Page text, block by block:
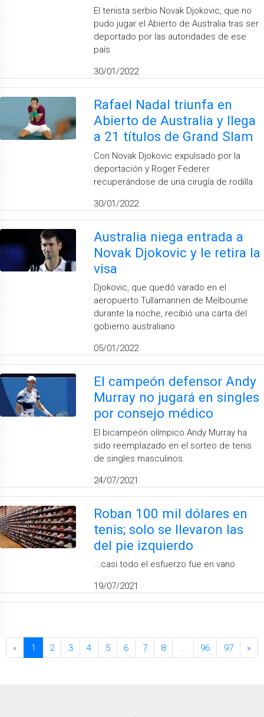
El tenista serbio Novak Djokovic, que no
pudo jugar el Abierto de Australia tras ser
deportado por las autoridades de ese
país
30/01/2022
Rafael Nadal triunfa en
Abierto de Australia y llega
a 21 títulos de Grand Slam
Con Novak Djokovic expulsado por la
deportación y Roger Federer
recuperándose de una cirugía de rodilla
30/01/2022
Australia niega entrada a
Novak Djokovic y le retira la
visa
Djokovic, que quedó varado en el
aeropuerto Tullamanrien de Melbourne
durante la noche, recibió una carta del
gobierno australiano
05/01/2022
El campeón defensor Andy
Murray no jugará en singles
por consejo médico
El bicampeón olímpico Andy Murray ha
sido reemplazado en el sorteo de tenis
de singles masculinos.
24/07/2021
Roban 100 mil dólares en
tenis; solo se llevaron las
del pie izquierdo
...casi todo el esfuerzo fue en vano
19/07/2021
« 1 2 3 4 5 6 7 8 96 97 »